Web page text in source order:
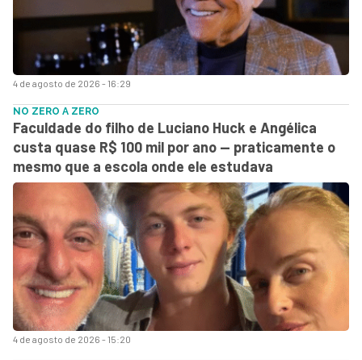
4 de agosto de 2026 - 16:29
4 de agosto de 2026 - 15:20
NO ZERO A ZERO
Faculdade do filho de Luciano Huck e Angélica
custa quase R$ 100 mil por ano — praticamente o
mesmo que a escola onde ele estudava